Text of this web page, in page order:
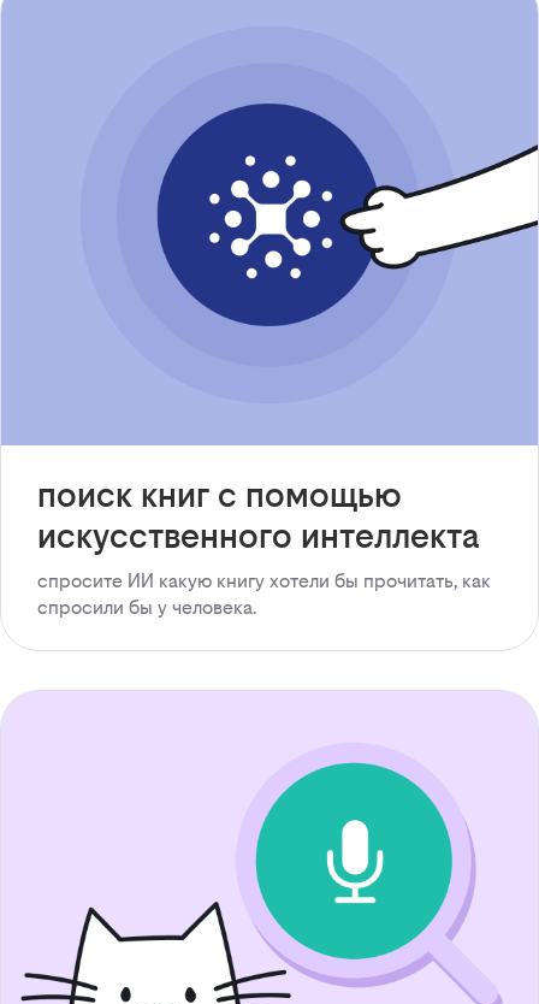
поиск книг с помощью
искусственного интеллекта
спросите ИИ какую книгу хотели бы прочитать, как
спросили бы у человека.